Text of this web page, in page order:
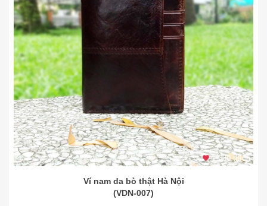
1.680 thích
Ví nam da bò thật Hà Nội
(VDN-007)